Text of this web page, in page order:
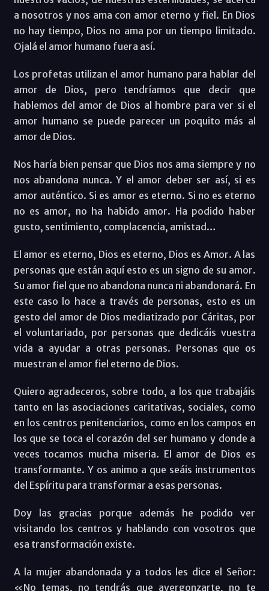
a nosotros y nos ama con amor eterno y fiel. En Dios
no hay tiempo, Dios no ama por un tiempo limitado.
Ojalá el amor humano fuera así.
Los profetas utilizan el amor humano para hablar del
amor de Dios, pero tendríamos que decir que
hablemos del amor de Dios al hombre para ver si el
amor humano se puede parecer un poquito más al
amor de Dios.
Nos haría bien pensar que Dios nos ama siempre y no
nos abandona nunca. Y el amor deber ser así, si es
amor auténtico. Si es amor es eterno. Si no es eterno
no es amor, no ha habido amor. Ha podido haber
gusto, sentimiento, complacencia, amistad…
El amor es eterno, Dios es eterno, Dios es Amor. A las
personas que están aquí esto es un signo de su amor.
Su amor fiel que no abandona nunca ni abandonará. En
este caso lo hace a través de personas, esto es un
gesto del amor de Dios mediatizado por Cáritas, por
el voluntariado, por personas que dedicáis vuestra
vida a ayudar a otras personas. Personas que os
muestran el amor fiel eterno de Dios.
Quiero agradeceros, sobre todo, a los que trabajáis
tanto en las asociaciones caritativas, sociales, como
en los centros penitenciarios, como en los campos en
los que se toca el corazón del ser humano y donde a
veces tocamos mucha miseria. El amor de Dios es
transformante. Y os animo a que seáis instrumentos
del Espíritu para transformar a esas personas.
Doy las gracias porque además he podido ver
visitando los centros y hablando con vosotros que
esa transformación existe.
A la mujer abandonada y a todos les dice el Señor:
«No temas, no tendrás que avergonzarte, no te